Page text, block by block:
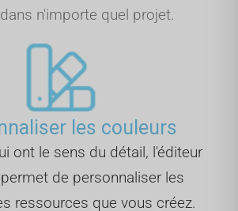
n'importe quel projet.
les couleurs
ont le sens du détail, l'éditeur
permet de personnaliser les
ressources que vous créez.